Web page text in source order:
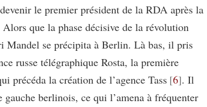
le premier président de la RDA après la
Alors que la phase décisive de la révolution
Mandel se précipita à Berlin. Là bas, il pris
russe télégraphique Rosta, la première
précéda la création de l’agence Tass 6 . Il
berlinois, ce qui l’amena à fréquenter